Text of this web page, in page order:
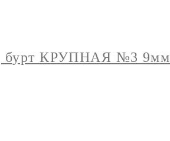
бурт КРУПНАЯ №3 9мм